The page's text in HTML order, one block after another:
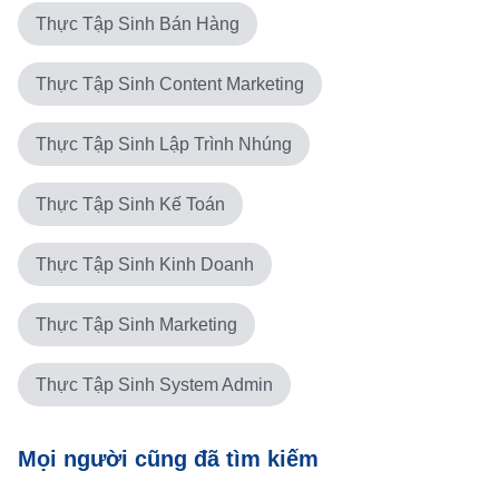
Thực Tập Sinh Bán Hàng
Thực Tập Sinh Content Marketing
Thực Tập Sinh Lập Trình Nhúng
Thực Tập Sinh Kế Toán
Thực Tập Sinh Kinh Doanh
Thực Tập Sinh Marketing
Thực Tập Sinh System Admin
Mọi người cũng đã tìm kiếm